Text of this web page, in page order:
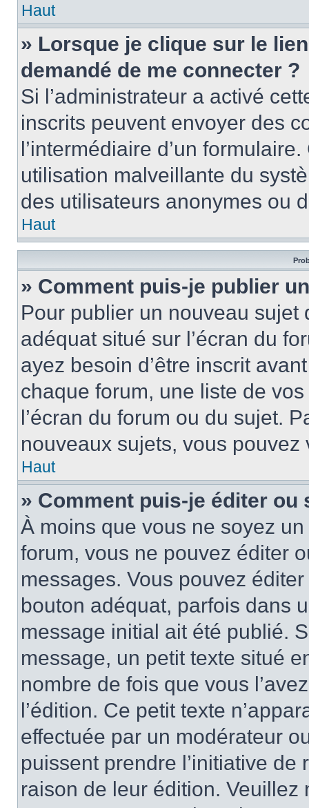
Haut
» Lorsque je clique sur le
demandé de me connecter ?
Si l’administrateur a activé
inscrits peuvent envoyer des
l’intermédiaire d’un
utilisation malveillante du
des utilisateurs anonymes ou
Haut
» Comment puis-je publier
Pour publier un nouveau
adéquat situé sur l’écran du
ayez besoin d’être inscrit
chaque forum, une liste de
l’écran du forum ou du sujet.
nouveaux sujets, vous
Haut
» Comment puis-je éditer
À moins que vous ne soyez
forum, vous ne pouvez éditer
messages. Vous pouvez
bouton adéquat, parfois dans
message initial ait été publié.
message, un petit texte situé
nombre de fois que vous
l’édition. Ce petit texte
effectuée par un modérateur
puissent prendre l’initiative
raison de leur édition.